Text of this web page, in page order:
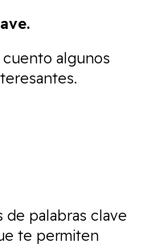
cuento algunos
de palabras clave
te permiten